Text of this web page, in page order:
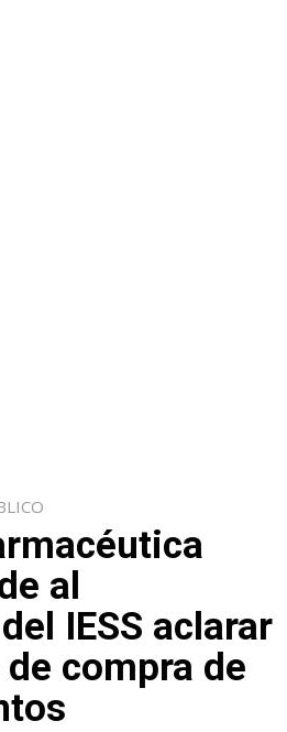
al
IESS aclarar
compra de